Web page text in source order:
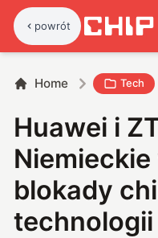
powrót
Home Tech
Huawei i
Niemieckie
blokady
technologii